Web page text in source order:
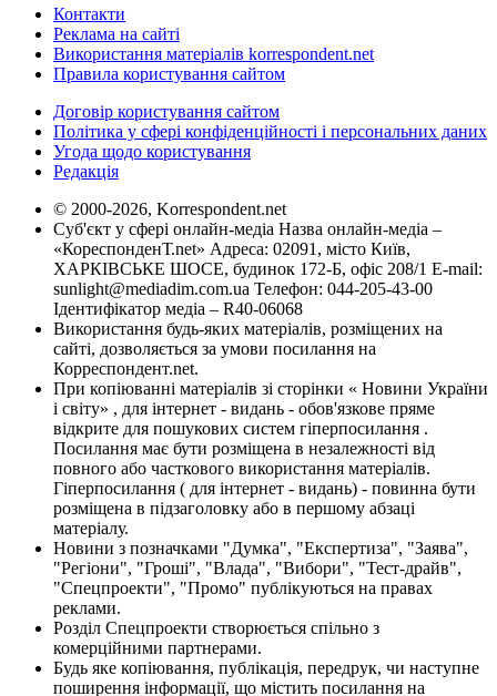
Контакти
Реклама на сайті
Використання матеріалів korrespondent.net
Правила користування сайтом
Договір користування сайтом
Політика у сфері конфіденційності і персональних даних
Угода щодо користування
Редакція
© 2000-2026, Korrespondent.net
Суб'єкт у сфері онлайн-медіа Назва онлайн-медіа –
«КореспонденТ.net» Адреса: 02091, місто Київ,
ХАРКІВСЬКЕ ШОСЕ, будинок 172-Б, офіс 208/1 E-mail:
sunlight@mediadim.com.ua Телефон: 044-205-43-00
Ідентифікатор медіа – R40-06068
Використання будь-яких матеріалів, розміщених на
сайті, дозволяється за умови посилання на
Корреспондент.net.
При копіюванні матеріалів зі сторінки « Новини України
і світу» , для інтернет - видань - обов'язкове пряме
відкрите для пошукових систем гіперпосилання .
Посилання має бути розміщена в незалежності від
повного або часткового використання матеріалів.
Гіперпосилання ( для інтернет - видань) - повинна бути
розміщена в підзаголовку або в першому абзаці
матеріалу.
Новини з позначками "Думка", "Експертиза", "Заява",
"Регіони", "Гроші", "Влада", "Вибори", "Тест-драйв",
"Спецпроекти", "Промо" публікуються на правах
реклами.
Розділ Спецпроекти створюється спільно з
комерційними партнерами.
Будь яке копіювання, публікація, передрук, чи наступне
поширення інформації, що містить посилання на